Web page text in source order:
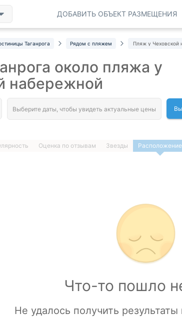
ДОБАВИТЬ ОБЪЕКТ РАЗМЕЩЕНИЯ
Таганрога Рядом с пляжем Пляж у Чеховской
около пляжа у
набережной
Оценка по отзывам Звезды Расположение